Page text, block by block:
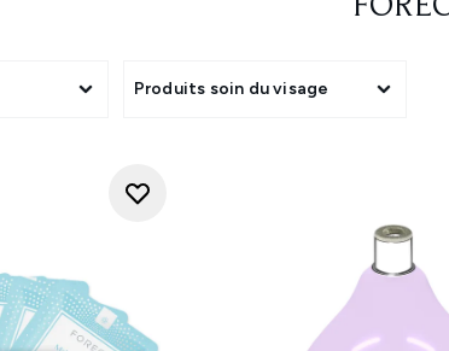
Produits soin du visage